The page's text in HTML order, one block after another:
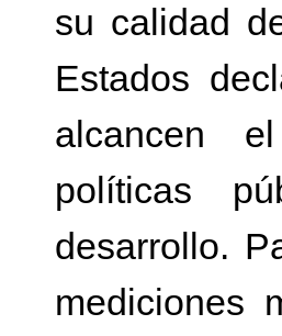
su calidad
Estados
alcancen
políticas
desarrollo.
mediciones